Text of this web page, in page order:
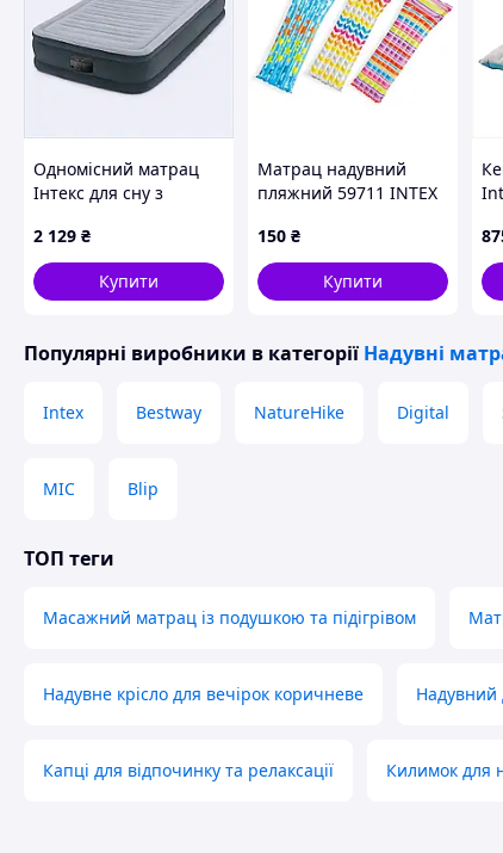
Одномісний матрац
Інтекс для сну з
сірий, M25595P06X
2 129 ₴
Купити
Матрац надувний
пляжний 59711 INTEX
150 ₴
Купити
Популярні виробники в категорії Надувні
Intex Bestway NatureHike Digital
MIC Blip
ТОП теги
Масажний матрац із подушкою та підігрівом
Надувне крісло для вечірок коричневе Надувний
Капці для відпочинку та релаксації Килимок для